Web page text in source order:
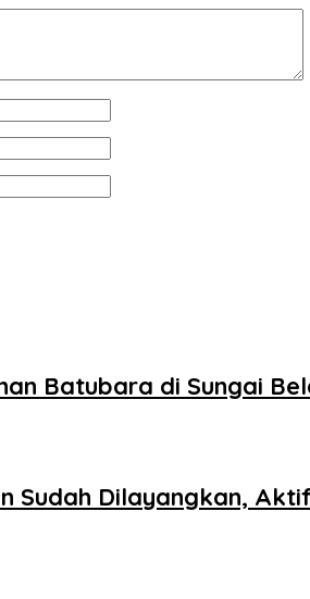
Batubara di Sungai
Sudah Dilayangkan,